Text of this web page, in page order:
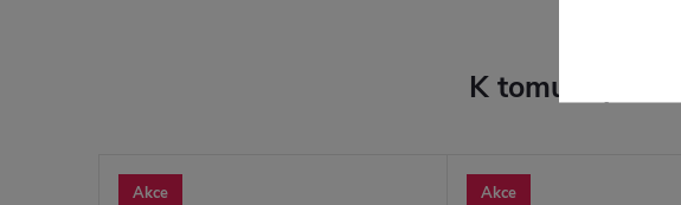
K tomuto
Akce Akce